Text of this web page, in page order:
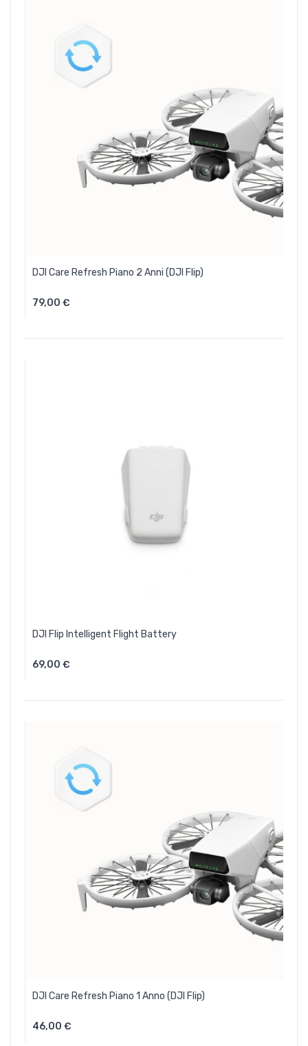
DJI Care Refresh Piano 2 Anni (DJI Flip)
79,00 €Aggiungi Al Carrello
DJI Flip Intelligent Flight Battery
69,00 €Aggiungi Al Carrello
DJI Care Refresh Piano 1 Anno (DJI Flip)
46,00 €Aggiungi Al Carrello